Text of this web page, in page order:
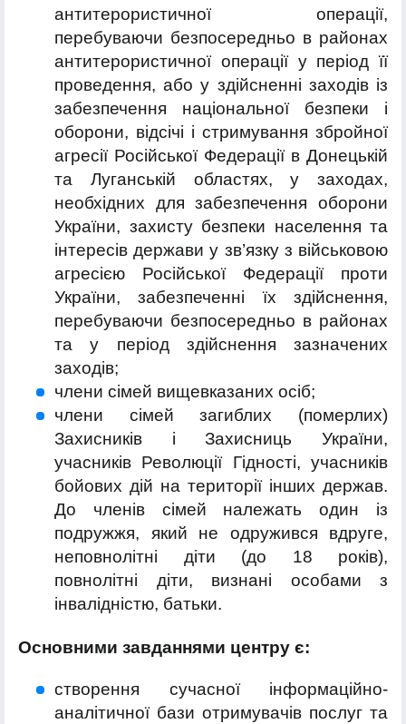
антитерористичної операції,
перебуваючи безпосередньо в районах
антитерористичної операції у період її
проведення, або у здійсненні заходів із
забезпечення національної безпеки і
оборони, відсічі і стримування збройної
агресії Російської Федерації в Донецькій
та Луганській областях, у заходах,
необхідних для забезпечення оборони
України, захисту безпеки населення та
інтересів держави у зв’язку з військовою
агресією Російської Федерації проти
України, забезпеченні їх здійснення,
перебуваючи безпосередньо в районах
та у період здійснення зазначених
заходів;
члени сімей вищевказаних осіб;
члени сімей загиблих (померлих)
Захисників і Захисниць України,
учасників Революції Гідності, учасників
бойових дій на території інших держав.
До членів сімей належать один із
подружжя, який не одружився вдруге,
неповнолітні діти (до 18 років),
повнолітні діти, визнані особами з
інвалідністю, батьки.
Основними завданнями центру є:
створення сучасної інформаційно-
аналітичної бази отримувачів послуг та